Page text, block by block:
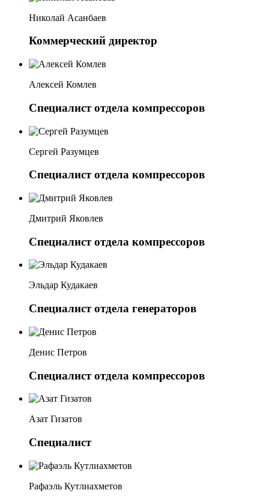
Николай Асанбаев
Коммерческий директор
Алексей Комлев
Специалист отдела компрессоров
Сергей Разумцев
Специалист отдела компрессоров
Дмитрий Яковлев
Специалист отдела компрессоров
Эльдар Кудакаев
Специалист отдела генераторов
Денис Петров
Специалист отдела компрессоров
Азат Гизатов
Специалист
Рафаэль Кутлиахметов